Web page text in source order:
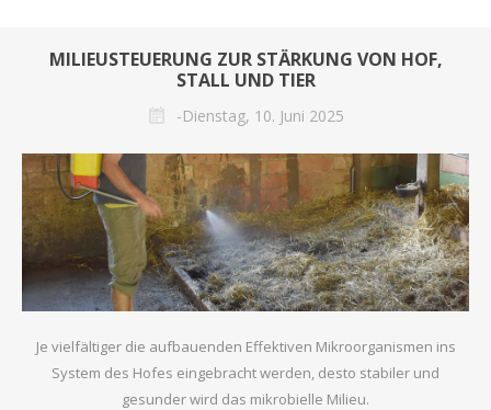
MILIEUSTEUERUNG ZUR STÄRKUNG VON HOF,
STALL UND TIER
-Dienstag, 10. Juni 2025
Je vielfältiger die aufbauenden Effektiven Mikroorganismen ins
System des Hofes eingebracht werden, desto stabiler und
gesunder wird das mikrobielle Milieu.